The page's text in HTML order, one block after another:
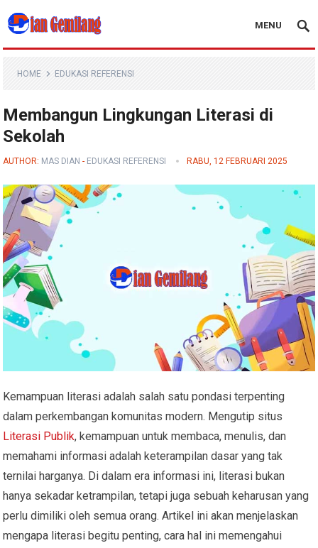
Blog Dian Gemilang
MENU
HOME EDUKASI REFERENSI
Membangun Lingkungan Literasi di
Sekolah
AUTHOR: MAS DIAN - EDUKASI REFERENSI RABU, 12 FEBRUARI 2025
Kemampuan literasi adalah salah satu pondasi terpenting
dalam perkembangan komunitas modern. Mengutip situs
Literasi Publik, kemampuan untuk membaca, menulis, dan
memahami informasi adalah keterampilan dasar yang tak
ternilai harganya. Di dalam era informasi ini, literasi bukan
hanya sekadar ketrampilan, tetapi juga sebuah keharusan yang
perlu dimiliki oleh semua orang. Artikel ini akan menjelaskan
mengapa literasi begitu penting, cara hal ini memengahui